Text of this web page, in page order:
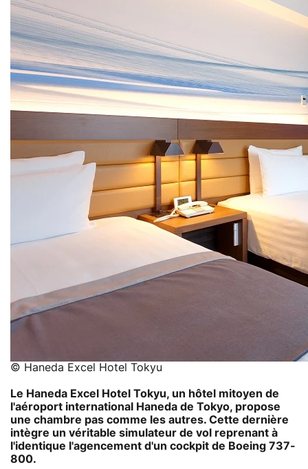
© Haneda Excel Hotel Tokyu
Le Haneda Excel Hotel Tokyu, un hôtel mitoyen de
l'aéroport international Haneda de Tokyo, propose
une chambre pas comme les autres. Cette dernière
intègre un véritable simulateur de vol reprenant à
l'identique l'agencement d'un cockpit de Boeing 737-
800.